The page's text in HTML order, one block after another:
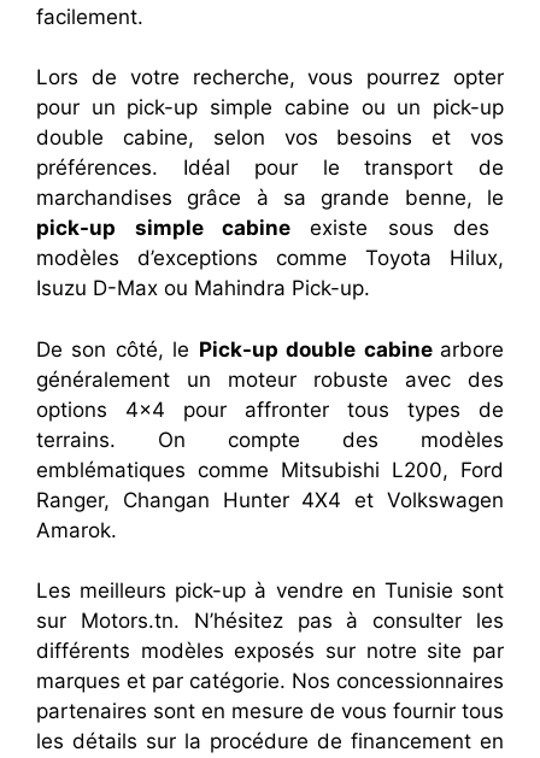
facilement.
Lors de votre recherche, vous pourrez opter
pour un pick-up simple cabine ou un pick-up
double cabine, selon vos besoins et vos
préférences. Idéal pour le transport de
marchandises grâce à sa grande benne, le
pick-up simple cabine existe sous des
modèles d’exceptions comme Toyota Hilux,
Isuzu D-Max ou Mahindra Pick-up.
De son côté, le Pick-up double cabine arbore
généralement un moteur robuste avec des
options 4×4 pour affronter tous types de
terrains. On compte des modèles
emblématiques comme Mitsubishi L200, Ford
Ranger, Changan Hunter 4X4 et Volkswagen
Amarok.
Les meilleurs pick-up à vendre en Tunisie sont
sur Motors.tn. N’hésitez pas à consulter les
différents modèles exposés sur notre site par
marques et par catégorie. Nos concessionnaires
partenaires sont en mesure de vous fournir tous
les détails sur la procédure de financement en